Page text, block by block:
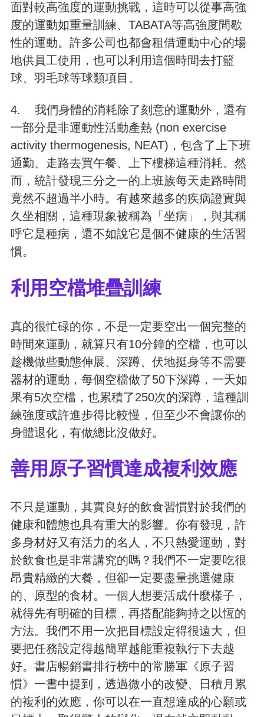
面對較高強度的運動挑戰，這時可以從事高強
度的運動如重量訓練、TABATA等高強度間歇
性的運動。許多公司也都會租借運動中心的場
地供員工使用，也可以利用這個時間去打籃
球、羽毛球等球類項目。
4. 我們身體的消耗除了刻意的運動外，還有
一部分是非運動性活動產熱 (non exercise
activity thermogenesis, NEAT)，包含了上下班
通勤、走路去買午餐、上下樓梯這種消耗。然
而，統計發現三分之一的上班族每天走路時間
竟然不超過半小時。有越來越多的疾病證實與
久坐相關，這種現象被稱為「坐病」，與其稱
呼它是種病，還不如說它是個不健康的生活習
慣。
利用空檔堆疊訓練
真的很忙碌的你，不是一定要空出一個完整的
時間來運動，就算只有10分鐘的空檔，也可以
趁機做些動態伸展、深蹲、伏地挺身等不需要
器材的運動，每個空檔做了50下深蹲，一天如
果有5次空檔，也累積了250次的深蹲，這種訓
練強度或許進步得比較慢，但至少不會讓你的
身體退化，有做總比沒做好。
善用原子習慣達成複利效應
不只是運動，其實良好的飲食習慣對於我們的
健康和體態也具有重大的影響。你有發現，許
多身材好又有活力的名人，不只熱愛運動，對
於飲食也是非常講究的嗎？我們不一定要吃很
昂貴精緻的大餐，但卻一定要盡量挑選健康
的、原型的食材。一個人想要活成什麼樣子，
就得先有明確的目標，再搭配能夠持之以恆的
方法。我們不用一次把目標設定得很遠大，但
要把任務設定得越簡單越能重複執行下去越
好。書店暢銷書排行榜中的常勝軍《原子習
慣》一書中提到，透過微小的改變、日積月累
的複利的效應，你可以在一直想達成的心願或